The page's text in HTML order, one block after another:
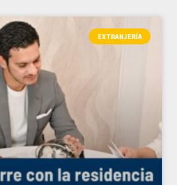
EXTRANJERÍA